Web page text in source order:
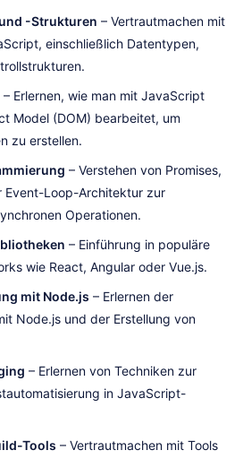
-Strukturen – Vertrautmachen mit
einschließlich Datentypen,
– Erlernen, wie man mit JavaScript
Model (DOM) bearbeitet, um
zu erstellen.
– Verstehen von Promises,
Event-Loop-Architektur zur
Operationen.
– Einführung in populäre
wie React, Angular oder Vue.js.
mit Node.js – Erlernen der
Node.js und der Erstellung von
– Erlernen von Techniken zur
in JavaScript-
Tools – Vertrautmachen mit Tools